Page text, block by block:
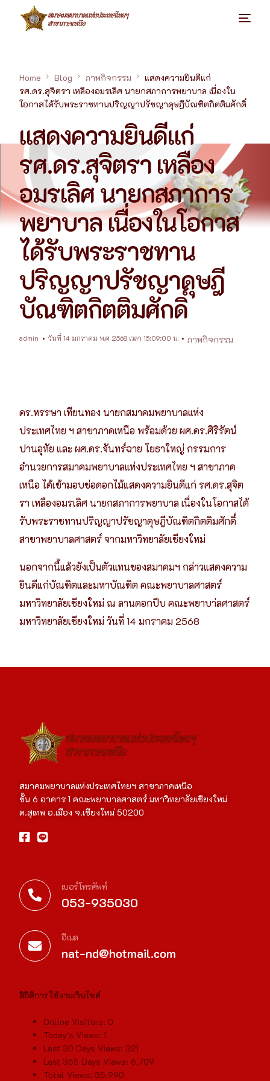
Home Blog ภาพกิจกรรม
แสดงความยินดีแก่
รศ.ดร.สุจิตรา เหลืองอมรเลิศ นายกสภาการพยาบาล เนื่องใน
โอกาสได้รับพระราชทานปริญญาปรัชญาดุษฎีบัณฑิตกิตติมศักดิ์
แสดงความยินดีแก่
รศ.ดร.สุจิตรา เหลือง
อมรเลิศ นายกสภาการ
พยาบาล เนื่องในโอกาส
ได้รับพระราชทาน
ปริญญาปรัชญาดุษฎี
บัณฑิตกิตติมศักดิ์
admin วันที่ 14 มกราคม พ.ศ. 2568 เวลา 15:09:00 น. ภาพกิจกรรม
ดร.หรรษา เทียนทอง นายกสมาคมพยาบาลแห่ง
ประเทศไทย ฯ สาขาภาคเหนือ พร้อมด้วย ผศ.ดร.ศิริรัตน์
ปานอุทัย และ ผศ.ดร.จันทร์ฉาย โยธาใหญ่ กรรมการ
อำนวยการสมาคมพยาบาลแห่งประเทศไทย ฯ สาขาภาค
เหนือ ได้เข้ามอบช่อดอกไม้แสดงความยินดีแก่ รศ.ดร.สุจิต
รา เหลืองอมรเลิศ นายกสภาการพยาบาล เนื่องในโอกาสได้
รับพระราชทานปริญญาปรัชญาดุษฎีบัณฑิตกิตติมศักดิ์
สาขาพยาบาลศาสตร์ จากมหาวิทยาลัยเชียงใหม่
นอกจากนี้แล้วยังเป็นตัวแทนของสมาคมฯ กล่าวแสดงความ
ยินดีแก่บัณฑิตและมหาบัณฑิต คณะพยาบาลศาสตร์
มหาวิทยาลัยเชียงใหม่ ณ ลานดอกปีบ คณะพยาบา่ลศาสตร์
มหาวิทยาลัยเชียงใหม่ วันที่ 14 มกราคม 2568
สมาคมพยาบาลแห่งประเทศไทยฯ สาขาภาคเหนือ
ชั้น 6 อาคาร 1 คณะพยาบาลศาสตร์ มหาวิทยาลัยเชียงใหม่
ต.สุเทพ อ.เมือง จ.เชียงใหม่ 50200
เบอร์โทรศัพท์
053-935030
อีเมล
nat-nd@hotmail.com
สิถิติการใช้งานเว็บไซต์
Online Visitors: 0
Today's Views:1
Last 30 Days Views: 321
Last 365 Days Views: 6,709
Total Views: 35,990